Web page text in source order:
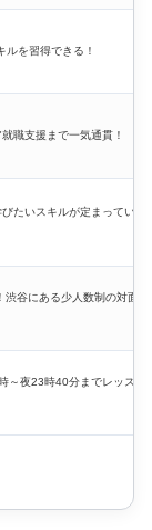
を習得できる！
職支援まで一気通貫！
たいスキルが定まっていな
谷にある少人数制の対面
～夜23時40分までレッスン